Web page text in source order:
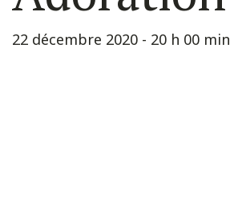
22 décembre 2020 - 20 h 00 min